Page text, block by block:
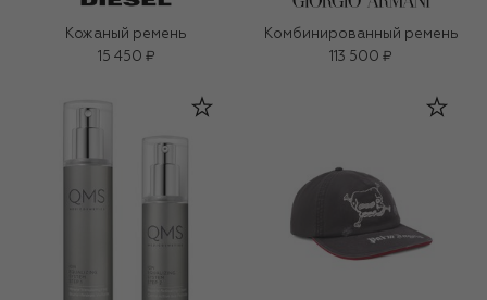
Кожаный ремень
15 450 ₽
Комбинированный ремень
113 500 ₽